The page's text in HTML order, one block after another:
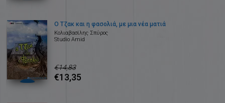
Ο Τζακ και η φασολιά, με μια νέα ματιά
Κολιαβασίλης Σπύρος
Studio Amid
€14,83
€13,35